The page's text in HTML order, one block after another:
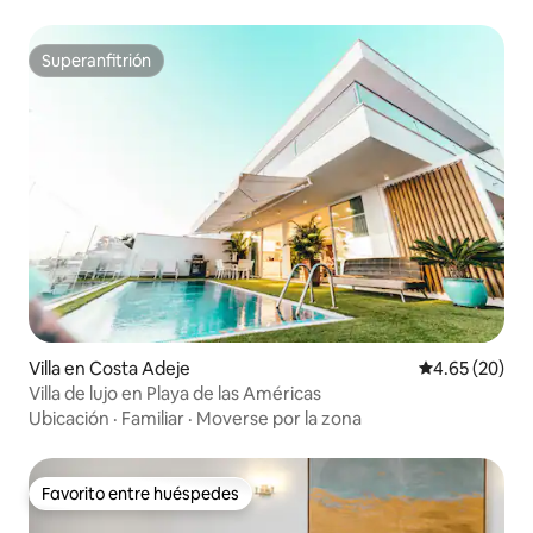
Superanfitrión
Superanfitrión
Villa en Costa Adeje Calificación
4.65 (20)
Villa de lujo en Playa de las Américas
Ubicación · Familiar · Moverse por la zona
Favorito entre huéspedes
Favorito entre huéspedes